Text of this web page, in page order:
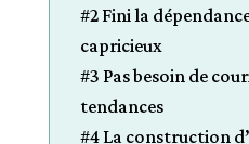
#2 Fini la
capricieux
#3 Pas besoin de
tendances
#4 La construction